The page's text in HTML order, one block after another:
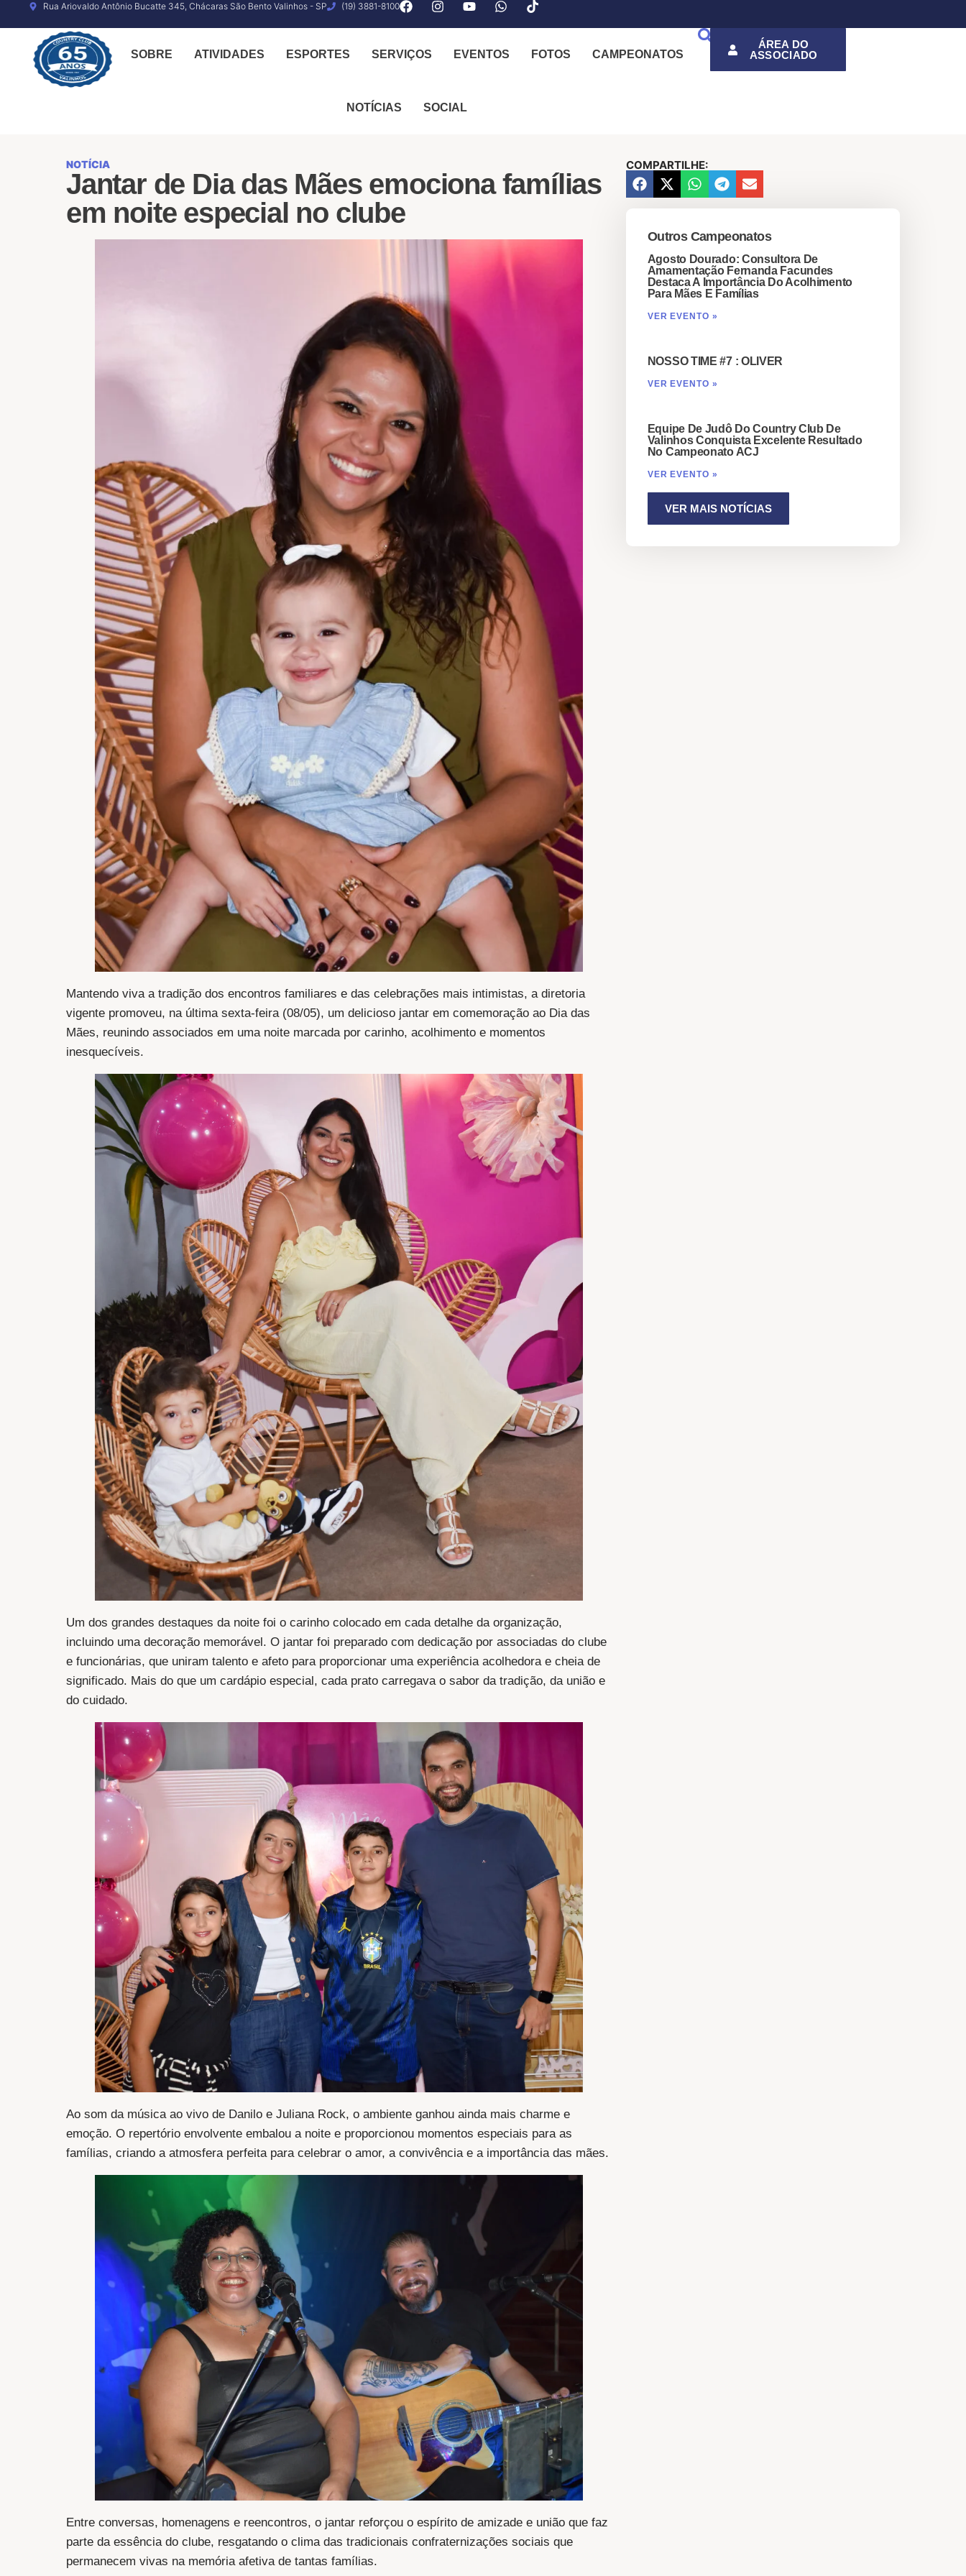
Rua Ariovaldo Antônio Bucatte 345, Chácaras São Bento Valinhos - SP (19) 3881-8100
SOBRE ATIVIDADES ESPORTES SERVIÇOS EVENTOS FOTOS CAMPEONATOS
NOTÍCIAS SOCIAL
ÁREA DO
ASSOCIADO
NOTÍCIA
Jantar de Dia das Mães emociona famílias
em noite especial no clube
Mantendo viva a tradição dos encontros familiares e das celebrações mais intimistas, a diretoria
vigente promoveu, na última sexta-feira (08/05), um delicioso jantar em comemoração ao Dia das
Mães, reunindo associados em uma noite marcada por carinho, acolhimento e momentos
inesquecíveis.
Um dos grandes destaques da noite foi o carinho colocado em cada detalhe da organização,
incluindo uma decoração memorável. O jantar foi preparado com dedicação por associadas do clube
e funcionárias, que uniram talento e afeto para proporcionar uma experiência acolhedora e cheia de
significado. Mais do que um cardápio especial, cada prato carregava o sabor da tradição, da união e
do cuidado.
Ao som da música ao vivo de Danilo e Juliana Rock, o ambiente ganhou ainda mais charme e
emoção. O repertório envolvente embalou a noite e proporcionou momentos especiais para as
famílias, criando a atmosfera perfeita para celebrar o amor, a convivência e a importância das mães.
Entre conversas, homenagens e reencontros, o jantar reforçou o espírito de amizade e união que faz
parte da essência do clube, resgatando o clima das tradicionais confraternizações sociais que
permanecem vivas na memória afetiva de tantas famílias.
COMPARTILHE:
Outros Campeonatos
Agosto Dourado: Consultora De
Amamentação Fernanda Facundes
Destaca A Importância Do Acolhimento
Para Mães E Famílias
VER EVENTO »
NOSSO TIME #7 : OLIVER
VER EVENTO »
Equipe De Judô Do Country Club De
Valinhos Conquista Excelente Resultado
No Campeonato ACJ
VER EVENTO »
VER MAIS NOTÍCIAS